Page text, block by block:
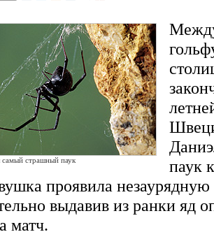
самый страшный паук
паук
проявила
выдавив из ранки яд
матч.